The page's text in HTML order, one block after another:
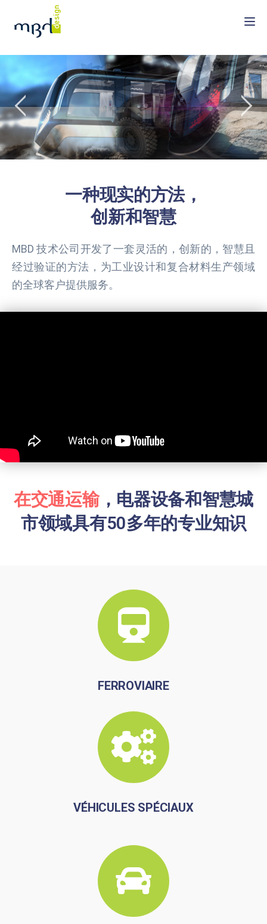
一种现实的方法，
创新和智慧
MBD 技术公司开发了一套灵活的，创新的，智慧且
经过验证的方法，为工业设计和复合材料生产领域
的全球客户提供服务。
在交通运输，电器设备和智慧城
市领域具有50多年的专业知识
FERROVIAIRE
VÉHICULES SPÉCIAUX